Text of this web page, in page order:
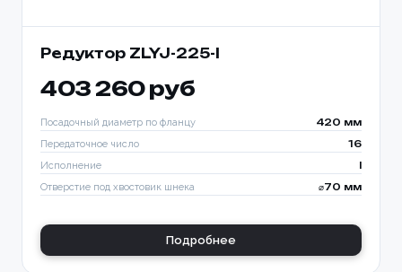
Редуктор ZLYJ-225-l
403 260 руб
Посадочный диаметр по фланцу 420 мм
Передаточное число 16
Исполнение
Отверстие под хвостовик шнека ⌀70 мм
Подробнее